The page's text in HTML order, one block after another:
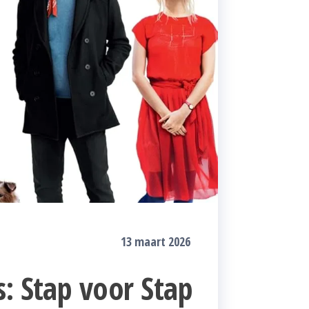
13 maart 2026
Stap voor Stap